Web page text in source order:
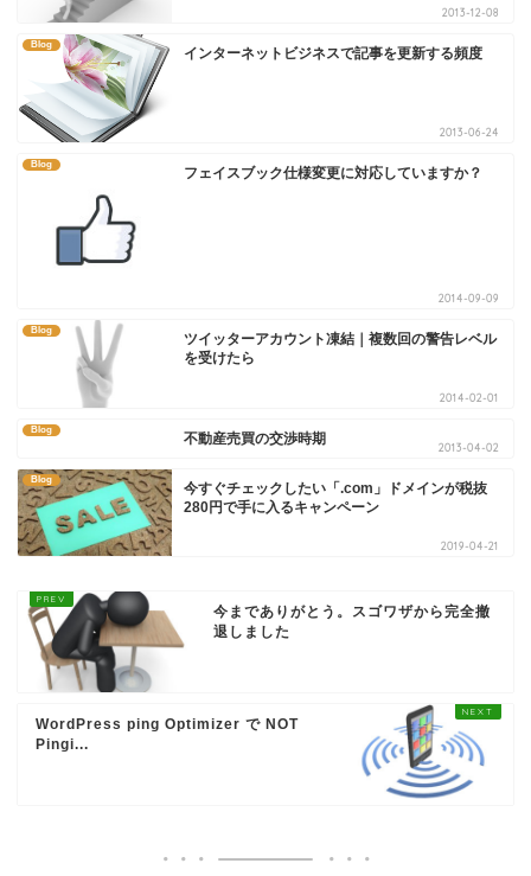
2013-12-08
Blog
インターネットビジネスで記事を更新する頻度
2013-06-24
Blog
フェイスブック仕様変更に対応していますか？
2014-09-09
Blog
ツイッターアカウント凍結｜複数回の警告レベル
を受けたら
2014-02-01
Blog
不動産売買の交渉時期
2013-04-02
Blog
今すぐチェックしたい「.com」ドメインが税抜
280円で手に入るキャンペーン
2019-04-21
今までありがとう。スゴワザから完全撤
退しました
WordPress ping Optimizer で NOT
Pingi...